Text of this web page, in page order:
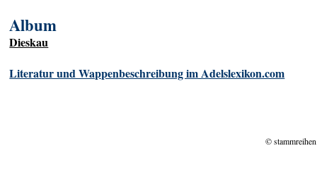
Album
Dieskau
Literatur und Wappenbeschreibung im Adelslexikon.com
©